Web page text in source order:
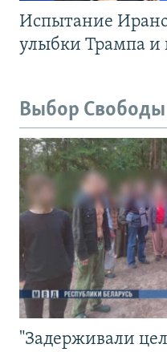
Испытание
улыбки Трампа
Выбор Свободы
"Задерживали